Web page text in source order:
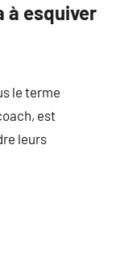
à esquiver
le terme
est
leurs